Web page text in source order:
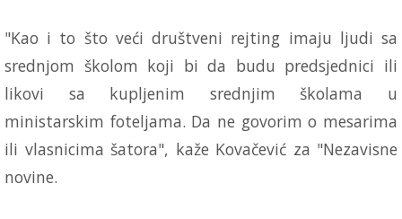
"Kao i to što veći društveni rejting imaju ljudi sa
srednjom školom koji bi da budu predsjednici ili
likovi sa kupljenim srednjim školama u
ministarskim foteljama. Da ne govorim o mesarima
ili vlasnicima šatora", kaže Kovačević za "Nezavisne
novine.